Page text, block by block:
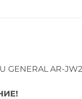
GENERAL AR-